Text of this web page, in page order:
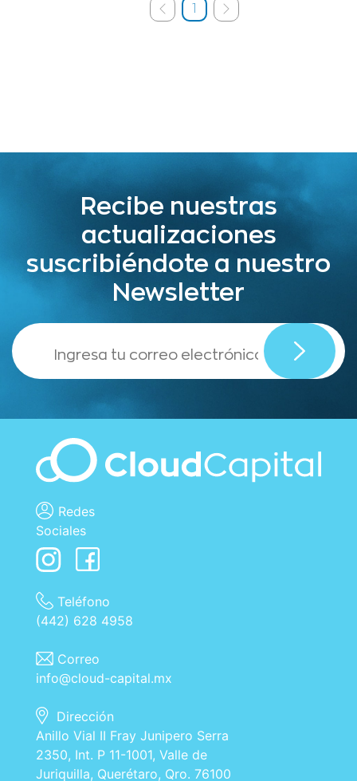
1
Recibe nuestras
actualizaciones
suscribiéndote a nuestro
Newsletter
,
Redes
Sociales
Teléfono
(442) 628 4958
Correo
info@cloud-capital.mx
Dirección
Anillo Vial II Fray Junipero Serra
2350, Int. P 11-1001, Valle de
Juriquilla, Querétaro, Qro. 76100